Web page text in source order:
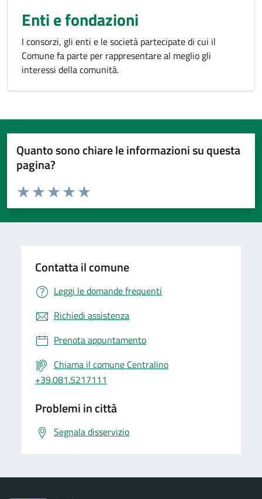
Enti e fondazioni
I consorzi, gli enti e le società partecipate di cui il
Comune fa parte per rappresentare al meglio gli
interessi della comunità.
Quanto sono chiare le informazioni su questa
pagina?
Valuta da 1 a 5 stelle la pagina
Valuta 5 stelle su 5
Valuta 4 stelle su 5
Valuta 3 stelle su 5
Valuta 2 stelle su 5
Valuta 1 stelle su 5
Contatta il comune
Leggi le domande frequenti
Richiedi assistenza
Prenota appuntamento
Chiama il comune Centralino
+39.081.5217111
Problemi in città
Segnala disservizio